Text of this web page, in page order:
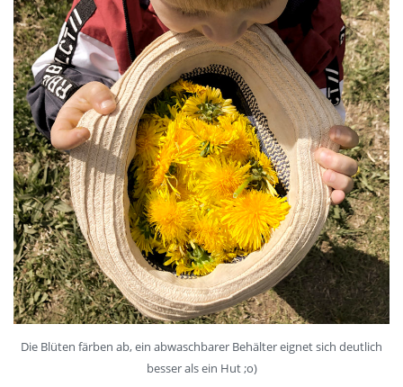
Die Blüten färben ab, ein abwaschbarer Behälter eignet sich deutlich
besser als ein Hut ;o)